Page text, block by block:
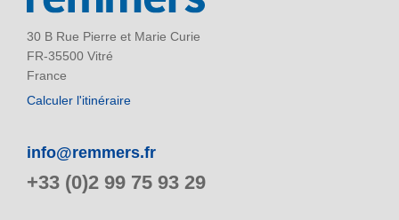
30 B Rue Pierre et Marie Curie
FR-35500 Vitré
France
Calculer l'itinéraire
info@remmers.fr
+33 (0)2 99 75 93 29